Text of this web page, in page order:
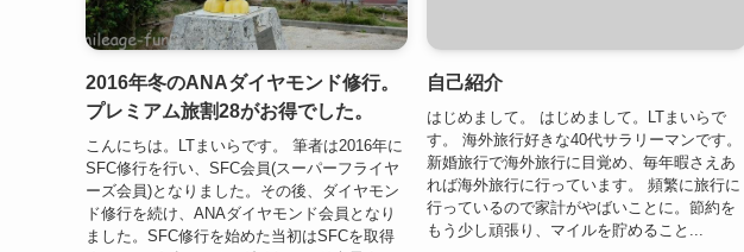
2016年冬のANAダイヤモンド修行。
プレミアム旅割28がお得でした。
こんにちは。LTまいらです。 筆者は2016年に
SFC修行を行い、SFC会員(スーパーフライヤ
ーズ会員)となりました。その後、ダイヤモン
ド修行を続け、ANAダイヤモンド会員となり
ました。SFC修行を始めた当初はSFCを取得
自己紹介
はじめまして。 はじめまして。LTまいらで
す。 海外旅行好きな40代サラリーマンです。
新婚旅行で海外旅行に目覚め、毎年暇さえあ
れば海外旅行に行っています。 頻繁に旅行に
行っているので家計がやばいことに。節約を
もう少し頑張り、マイルを貯めること...